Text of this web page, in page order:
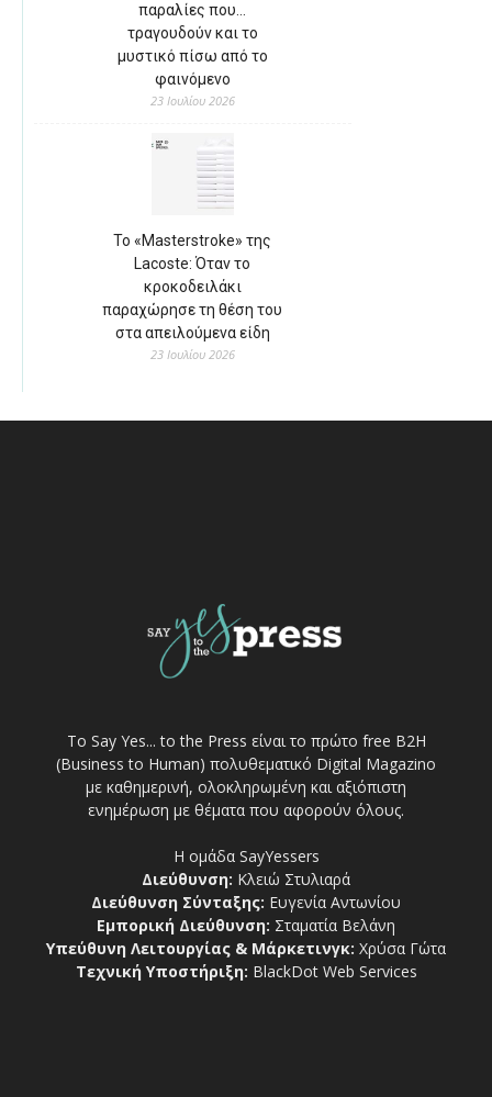
παραλίες που…
τραγουδούν και το
μυστικό πίσω από το
φαινόμενο
23 Ιουλίου 2026
Το «Masterstroke» της
Lacoste: Όταν το
κροκοδειλάκι
παραχώρησε τη θέση του
στα απειλούμενα είδη
23 Ιουλίου 2026
Το Say Yes... to the Press είναι το πρώτο free Β2Η
(Business to Human) πολυθεματικό Digital Magazino
με καθημερινή, ολοκληρωμένη και αξιόπιστη
ενημέρωση με θέματα που αφορούν όλους.
Η ομάδα SayYessers
Διεύθυνση: Κλειώ Στυλιαρά
Διεύθυνση Σύνταξης: Ευγενία Αντωνίου
Εμπορική Διεύθυνση: Σταματία Βελάνη
Υπεύθυνη Λειτουργίας & Μάρκετινγκ: Χρύσα Γώτα
Τεχνική Υποστήριξη: BlackDot Web Services